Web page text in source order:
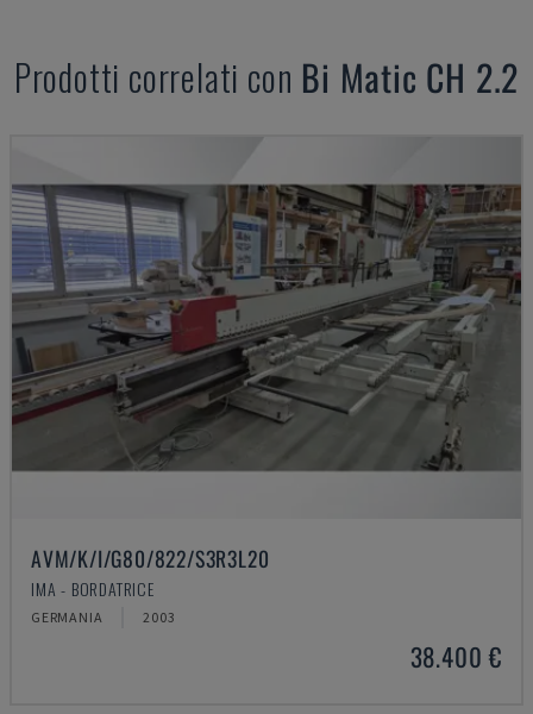
Prodotti correlati con Bi Matic CH 2.2
AVM/K/I/G80/822/S3R3L20
IMA - BORDATRICE
GERMANIA 2003
38.400 €